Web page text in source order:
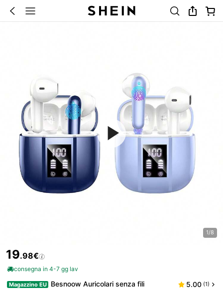
1/8
19.98€
consegna in 4-7 gg lav
Magazzino EU Besnoow Auricolari senza fili 5.00 (1)